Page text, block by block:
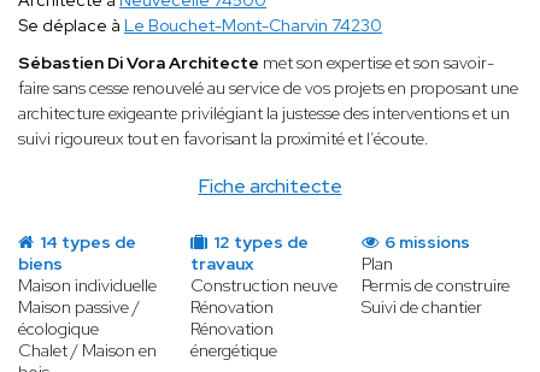
Fiche architecte
Se déplace à Le Bouchet-Mont-Charvin 74230
Sébastien Di Vora Architecte met son expertise et son savoir-
faire sans cesse renouvelé au service de vos projets en proposant une
architecture exigeante privilégiant la justesse des interventions et un
suivi rigoureux tout en favorisant la proximité et l’écoute.
14 types de
biens
Maison individuelle
Maison passive /
écologique
Chalet / Maison en
12 types de
travaux
Construction neuve
Rénovation
Rénovation
énergétique
6 missions
Plan
Permis de construire
Suivi de chantier